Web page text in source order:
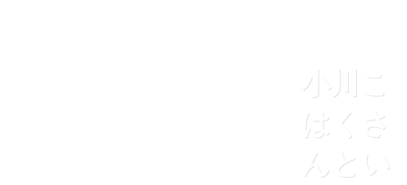
小川こ
はくさ
んとい